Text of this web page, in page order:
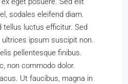
sodales eleifend diam.
tellus luctus efficitur. Sed
ipsum suscipit non.
pellentesque finibus.
non commodo dolor.
Ut faucibus, magna in